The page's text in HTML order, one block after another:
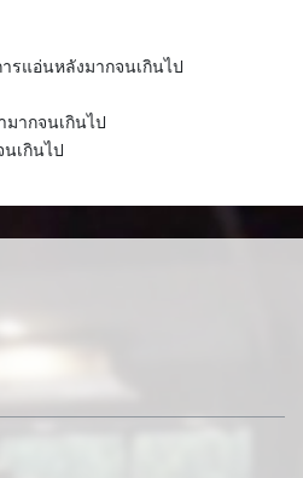
รแอ่นหลังมากจนเกินไป
มากจนเกินไป
นเกินไป